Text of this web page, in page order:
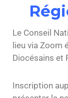
Le Conseil
lieu via Zoom
Diocésains et
Inscription